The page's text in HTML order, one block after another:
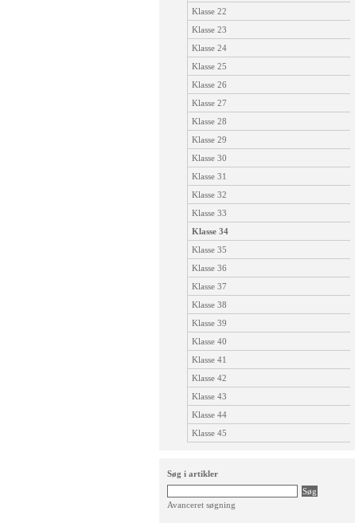
Klasse 22
Klasse 23
Klasse 24
Klasse 25
Klasse 26
Klasse 27
Klasse 28
Klasse 29
Klasse 30
Klasse 31
Klasse 32
Klasse 33
Klasse 34
Klasse 35
Klasse 36
Klasse 37
Klasse 38
Klasse 39
Klasse 40
Klasse 41
Klasse 42
Klasse 43
Klasse 44
Klasse 45
Søg i artikler
Avanceret søgning